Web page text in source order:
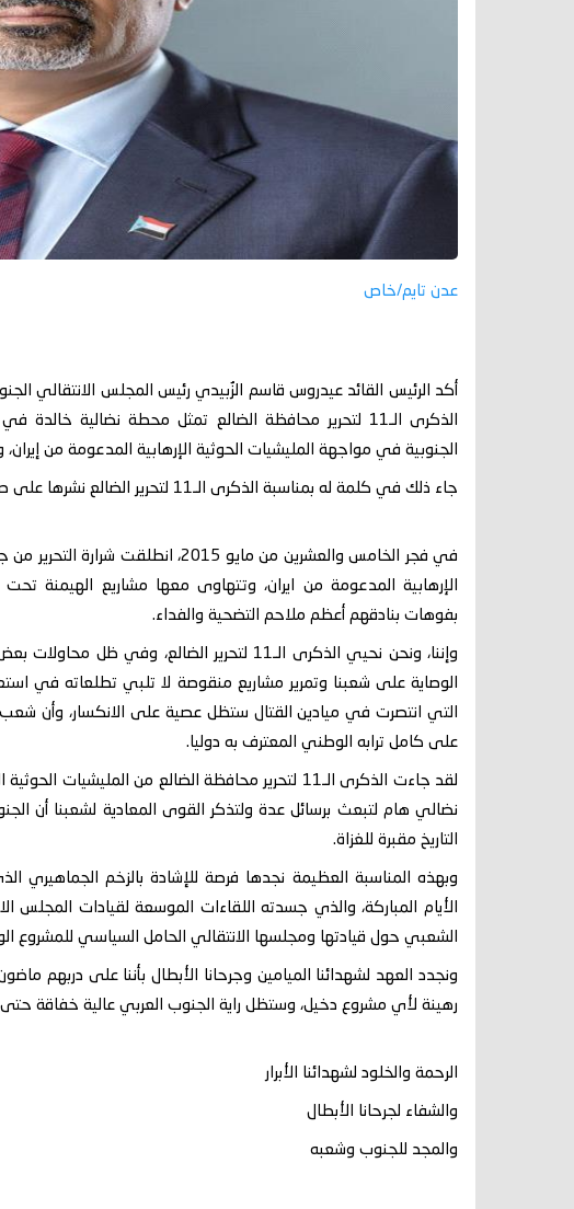
عدن تايم/خاص
أكد الرئيس القائد عيدروس قاسم الزُبيدي رئيس المجلس الانتقالي
الذكرى الـ11 لتحرير محافظة الضالع تمثل محطة نضالية
الجنوبية في مواجهة المليشيات الحوثية الإرهابية المدعومة من
جاء ذلك في كلمة له بمناسبة الذكرى الـ11 لتحرير الضالع نشرها على صفحاتها بمواقع التواصل الاجتماعي، في ما يلي نضها:
في فجر الخامس والعشرين من مايو 2015،
الإرهابية المدعومة من ايران، وتتهاوى معها مشاريع الهيمنة تحت
بفوهات بنادقهم أعظم ملاحم التضحية والفداء.
وإننا، ونحن نحيي الذكرى الـ11 لتحرير
الوصاية على شعبنا وتمرير مشاريع منقوصة لا تلبي تطلعاته في
التي انتصرت في ميادين القتال ستظل عصية على الانكسار، وأن
على كامل ترابه الوطني المعترف به دوليا.
لقد جاءت الذكرى الـ11 لتحرير محافظة الضالع من
نضالي هام لتبعث برسائل عدة ولتذكر القوى المعادية لشعبنا أن
التاريخ مقبرة للغزاة.
وبهذه المناسبة العظيمة نجدها فرصة للإشادة بالزخم الجماهيري
الأيام المباركة، والذي جسدته اللقاءات الموسعة لقيادات المجلس
الشعبي حول قيادتها ومجلسها الانتقالي الحامل السياسي للمشروع
ونجدد العهد لشهدائنا الميامين وجرحانا الأبطال بأننا على دربهم
رهينة لأي مشروع دخيل، وستظل راية الجنوب العربي عالية خفاقة حتى
الرحمة والخلود لشهدائنا الأبرار
والشفاء لجرحانا الأبطال
والمجد للجنوب وشعبه